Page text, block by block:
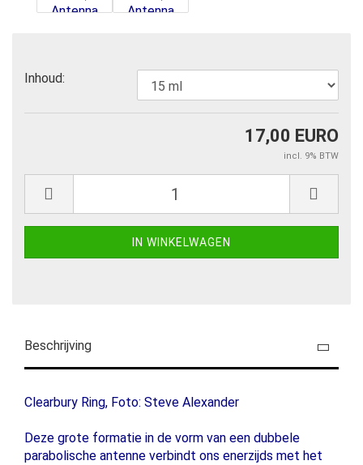
Inhoud:
17,00 EURO
incl. 9% BTW
Beschrijving
Clearbury Ring, Foto: Steve Alexander
Deze grote formatie in de vorm van een dubbele
parabolische antenne verbindt ons enerzijds met het